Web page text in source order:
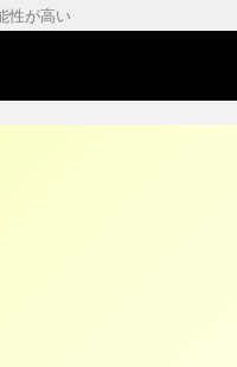
性が高い